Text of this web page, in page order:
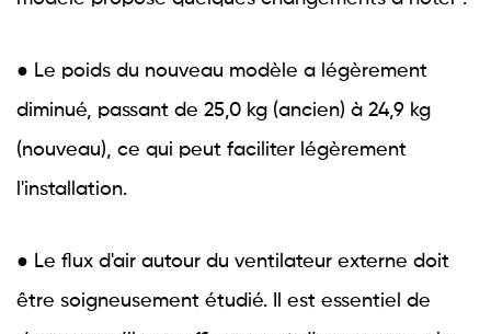
● Le poids du nouveau modèle a légèrement
diminué, passant de 25,0 kg (ancien) à 24,9 kg
(nouveau), ce qui peut faciliter légèrement
l'installation.
● Le flux d'air autour du ventilateur externe doit
être soigneusement étudié. Il est essentiel de